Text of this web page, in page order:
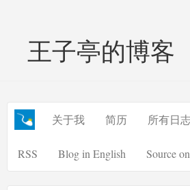
王子亭的博客
关于我 简历 所有日
RSS Blog in English Source